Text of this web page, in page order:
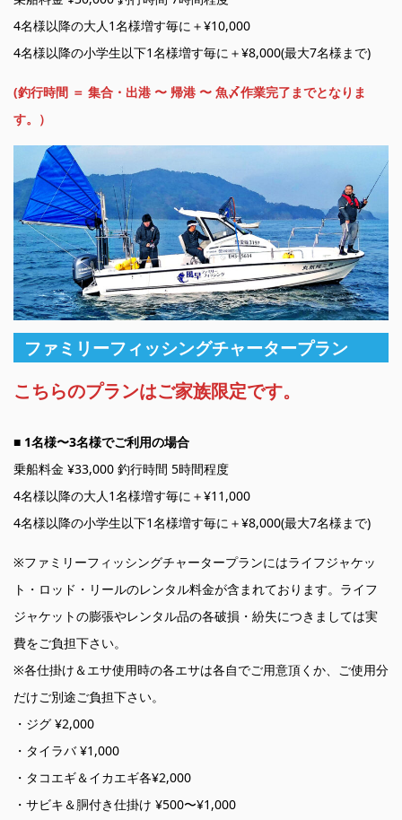
4名様以降の大人1名様増す毎に＋¥10,000
4名様以降の小学生以下1名様増す毎に＋¥8,000(最大7名様まで)
(釣行時間 ＝ 集合・出港 〜 帰港 〜 魚〆作業完了までとなりま
す。）
ファミリーフィッシングチャータープラン
こちらのプランはご家族限定です。
■ 1名様〜3名様でご利用の場合
乗船料金 ¥33,000 釣行時間 5時間程度
4名様以降の大人1名様増す毎に＋¥11,000
4名様以降の小学生以下1名様増す毎に＋¥8,000(最大7名様まで)
※ファミリーフィッシングチャータープランにはライフジャケッ
ト・ロッド・リールのレンタル料金が含まれております。ライフ
ジャケットの膨張やレンタル品の各破損・紛失につきましては実
費をご負担下さい。
※各仕掛け＆エサ使用時の各エサは各自でご用意頂くか、ご使用分
だけご別途ご負担下さい。
・ジグ ¥2,000
・タイラバ ¥1,000
・タコエギ＆イカエギ各¥2,000
・サビキ＆胴付き仕掛け ¥500〜¥1,000